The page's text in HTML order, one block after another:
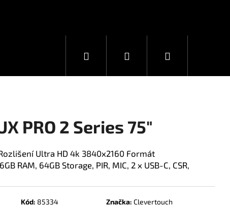
Hledat PřihlášeníNákupní
PRO 2 Series 75"
Ultra HD 4k 3840x2160 Formát
RAM, 64GB Storage, PIR, MIC, 2 x USB-C, CSR,
Kód: 85334 Značka: Clevertouch